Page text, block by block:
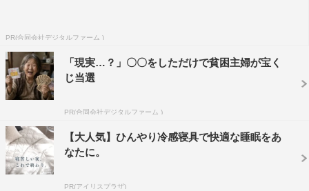
PR(合同会社デジタルファーム )
「現実…？」〇〇をしただけで貧困主婦が宝く
じ当選
PR(合同会社デジタルファーム )
【大人気】ひんやり冷感寝具で快適な睡眠をあ
なたに。
PR(アイリスプラザ)